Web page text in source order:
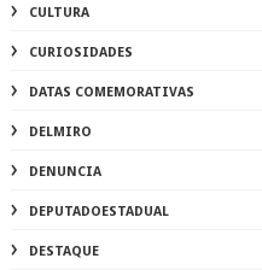
CULTURA
CURIOSIDADES
DATAS COMEMORATIVAS
DELMIRO
DENUNCIA
DEPUTADOESTADUAL
DESTAQUE